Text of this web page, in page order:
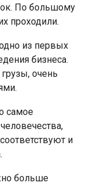
По большому
проходили.
из первых
бизнеса.
очень
самое
и
больше